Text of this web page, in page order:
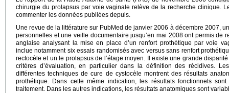
chirurgie du prolapsus par voie vaginale relève de la recherche clinique.
commenter les données publiées depuis.
Une revue de la littérature sur PubMed de janvier 2006 à décembre 2007,
personnelles et une veille documentaire jusqu’en mai 2008 ont permis de
anglaise analysant la mise en place d’un renfort prothétique par voie
inclue notamment six essais randomisés avec versus sans renfort
rectocèle et un le prolapsus de l’étage moyen. Il existe une grande
critères d’évaluation, en particulier dans la définition des récidives.
différentes techniques de cure de cystocèle montrent des résultats
prothétique. Dans cette même indication, les résultats fonctionnels
traitement. Dans les autres indications, les résultats anatomiques sont